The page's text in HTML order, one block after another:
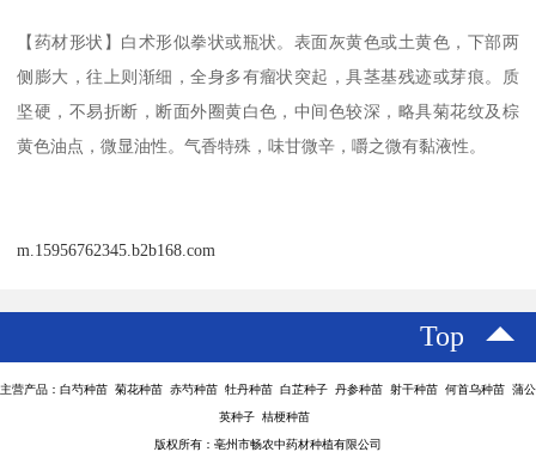
【药材形状】白术形似拳状或瓶状。表面灰黄色或土黄色，下部两
侧膨大，往上则渐细，全身多有瘤状突起，具茎基残迹或芽痕。质
坚硬，不易折断，断面外圈黄白色，中间色较深，略具菊花纹及棕
黄色油点，微显油性。气香特殊，味甘微辛，嚼之微有黏液性。
m.15956762345.b2b168.com
Top
主营产品：白芍种苗 菊花种苗 赤芍种苗 牡丹种苗 白芷种子 丹参种苗 射干种苗 何首乌种苗 蒲公
英种子 桔梗种苗
版权所有：亳州市畅农中药材种植有限公司